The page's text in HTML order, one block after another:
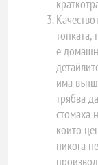
топката,
е
има
трябва
стомаха
които
никога